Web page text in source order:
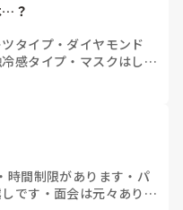
…？
タイプ・ ダイヤモンド
感タイプ ・ マスクはしま
・ 時間制限があります ・ パ
です ・ 面会は元々ありま